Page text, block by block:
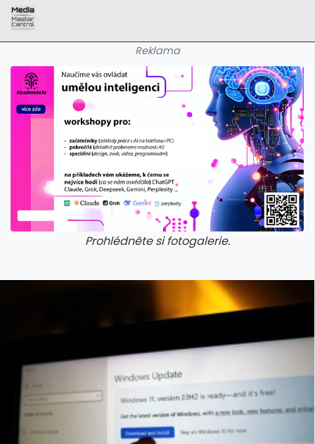
Reklama
Prohlédněte si fotogalerie.